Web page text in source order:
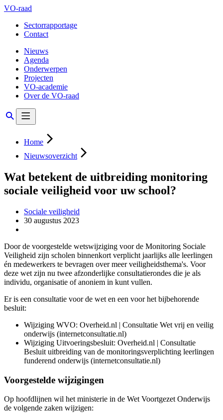
VO-raad
Sectorrapportage
Contact
Nieuws
Agenda
Onderwerpen
Projecten
VO-academie
Over de VO-raad
Home
Nieuwsoverzicht
Wat betekent de uitbreiding monitoring
sociale veiligheid voor uw school?
Sociale veiligheid
30 augustus 2023
Door de voorgestelde wetswijziging voor de Monitoring Sociale
Veiligheid zijn scholen binnenkort verplicht jaarlijks alle leerlingen
én medewerkers te bevragen over meer veiligheidsthema's. Voor
deze wet zijn nu twee afzonderlijke consultatierondes die je als
individu, organisatie of anoniem in kunt vullen.
Er is een consultatie voor de wet en een voor het bijbehorende
besluit:
Wijziging WVO: Overheid.nl | Consultatie Wet vrij en veilig
onderwijs (internetconsultatie.nl)
Wijziging Uitvoeringsbesluit: Overheid.nl | Consultatie
Besluit uitbreiding van de monitoringsverplichting leerlingen
funderend onderwijs (internetconsultatie.nl)
Voorgestelde wijzigingen
Op hoofdlijnen wil het ministerie in de Wet Voortgezet Onderwijs
de volgende zaken wijzigen: